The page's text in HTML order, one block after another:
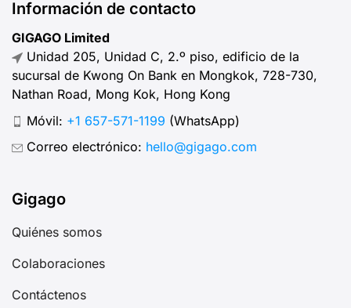
Información de contacto
GIGAGO Limited
Unidad 205, Unidad C, 2.º piso, edificio de la
sucursal de Kwong On Bank en Mongkok, 728-730,
Nathan Road, Mong Kok, Hong Kong
Móvil: +1 657-571-1199 (WhatsApp)
Correo electrónico: hello@gigago.com
Gigago
Quiénes somos
Colaboraciones
Contáctenos